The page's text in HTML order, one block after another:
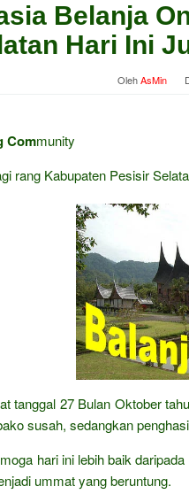
Belanja
Hari Ini
OlehAsMin
Community
rang Kabupaten Pesisir
tanggal 27 Bulan Oktober
susah, sedangkan
hari ini lebih baik
ummat yang beruntung.